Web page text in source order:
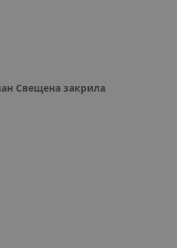
Свещена закрила